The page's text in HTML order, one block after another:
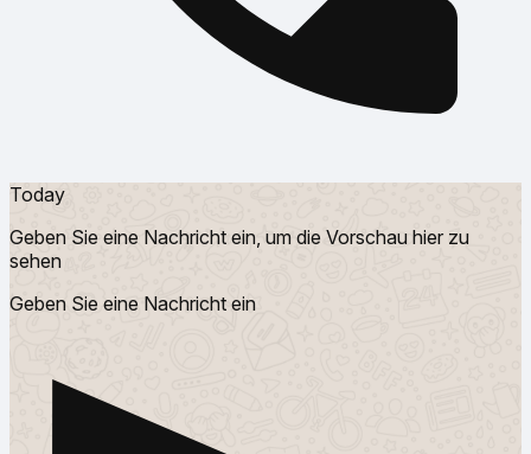
Today
Geben Sie eine Nachricht ein, um die Vorschau hier zu
sehen
Geben Sie eine Nachricht ein